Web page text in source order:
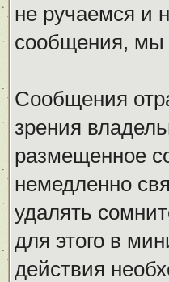
не ручаемся и
сообщения, мы
Сообщения
зрения
размещенное
немедленно
удалять
для этого в
действия